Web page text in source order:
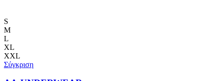
να
S
M
L
XL
XXL
Σύγκριση